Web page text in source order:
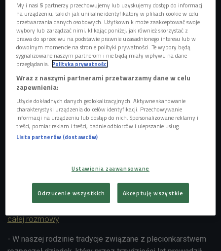
Co można zrobić z wikliny?
Siostry Plotą pokażą odwiedzającym m.in., jak powstaje
wiklinowy kosz - jak przygotowuje się materiał, wybiera
splot, nadaje formę i wykańcza projekt. Opowiedzą też o
elastyczność i przekonać się, jak z naturalnego surowca
całej rozmowy
- W naszej rodzinie tradycje związane z plecionkarstwem
My i nasi5 partnerzy przechowujemy lub uzyskujemy dostęp do informacji
na urządzeniu, takich jak unikalne identyfikatory w plikach cookie w celu
przetwarzania danych osobowych. Użytkownik może zaakceptować swoje
wybory lub zarządzać nimi, klikając poniżej, jak również skorzystać z
prawa do sprzeciwu na podstawie prawnie uzasadnionego interesu lub w
dowolnym momencie na stronie polityki prywatności. Te wybory będą
sygnalizowane naszym partnerom i nie będą miały wpływu na dane
przeglądania. Polityka prywatności
Wraz z naszymi partnerami przetwarzamy dane w celu
zapewnienia:
Użycie dokładnych danych geolokalizacyjnych. Aktywne skanowanie
charakterystyki urządzenia do celów identyfikacji. Przechowywanie
informacji na urządzeniu lub dostęp do nich. Spersonalizowane reklamy i
treści, pomiar reklam i treści, badnie odbiorców i ulepszanie usług.
Lista partnerów (dostawców)
Ustawienia zaawansowane
Odrzucenie wszystkich Akceptuję wszystkie